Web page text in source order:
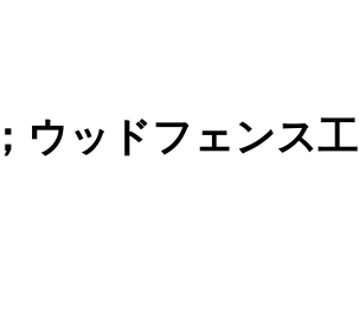
ウッドフェンス工